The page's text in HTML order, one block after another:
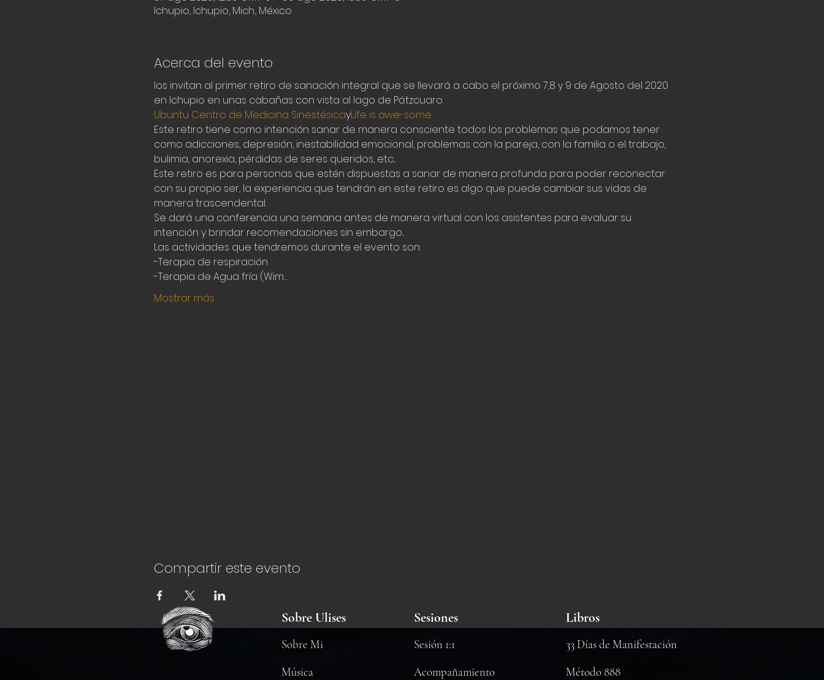
Ichupio, Ichupio, Mich., México
Acerca del evento
los invitan al primer retiro de sanación integral que se llevará a cabo el próximo 7,8 y 9 de Agosto del 2020
en Ichupio en unas cabañas con vista al lago de Pátzcuaro.
Ubuntu Centro de Medicina SinestésicayLife is awe-some
Este retiro tiene como intención sanar de manera consciente todos los problemas que podamos tener
como adicciones, depresión, inestabilidad emocional, problemas con la pareja, con la familia o el trabajo,
bulimia, anorexia, pérdidas de seres queridos, etc...
Este retiro es para personas que estén dispuestas a sanar de manera profunda para poder reconectar
con su propio ser, la experiencia que tendrán en este retiro es algo que puede cambiar sus vidas de
manera trascendental.
Se dará una conferencia una semana antes de manera virtual con los asistentes para evaluar su
intención y brindar recomendaciones sin embargo...
Las actividades que tendremos durante el evento son:
-Terapia de respiración
-Terapia de Agua fría (Wim…
Mostrar más
Compartir este evento
Sobre Ulises
Sobre Mi
​Música
Sesiones
Sesión 1:1
Acompañamiento
Libros
33 Días de Manifestación
Método 888